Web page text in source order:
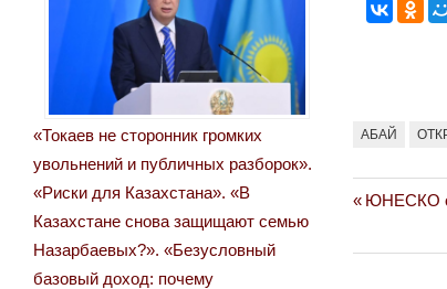
АБАЙ
по
Previous
ЮНЕСКО
«Токаев не сторонник громких
увольнений и публичных разборок».
«Риски для Казахстана». «В
Казахстане снова защищают семью
Назарбаевых?». «Безусловный
базовый доход: почему